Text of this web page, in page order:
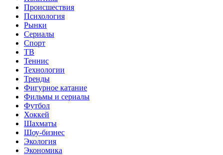
Происшествия
Психология
Рынки
Сериалы
Спорт
ТВ
Теннис
Технологии
Тренды
Фигурное катание
Фильмы и сериалы
Футбол
Хоккей
Шахматы
Шоу-бизнес
Экология
Экономика